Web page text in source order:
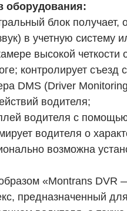
оборудования:
блок получает,
в учетную систему
высокой четкости
контролирует
DMS (Driver
водителя;
водителя с помощью
водителя о
возможна
«Montrans DVR
предназначенный